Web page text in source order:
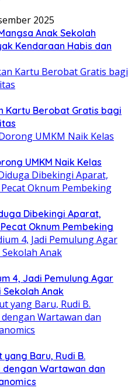
2025
Anak Sekolah
Kendaraan Habis dan
Kartu Berobat Gratis bagi
UMKM Naik Kelas
Dibekingi Aparat,
Oknum Pembeking
4, Jadi Pemulung Agar
Anak
yang Baru, Rudi B.
Wartawan dan